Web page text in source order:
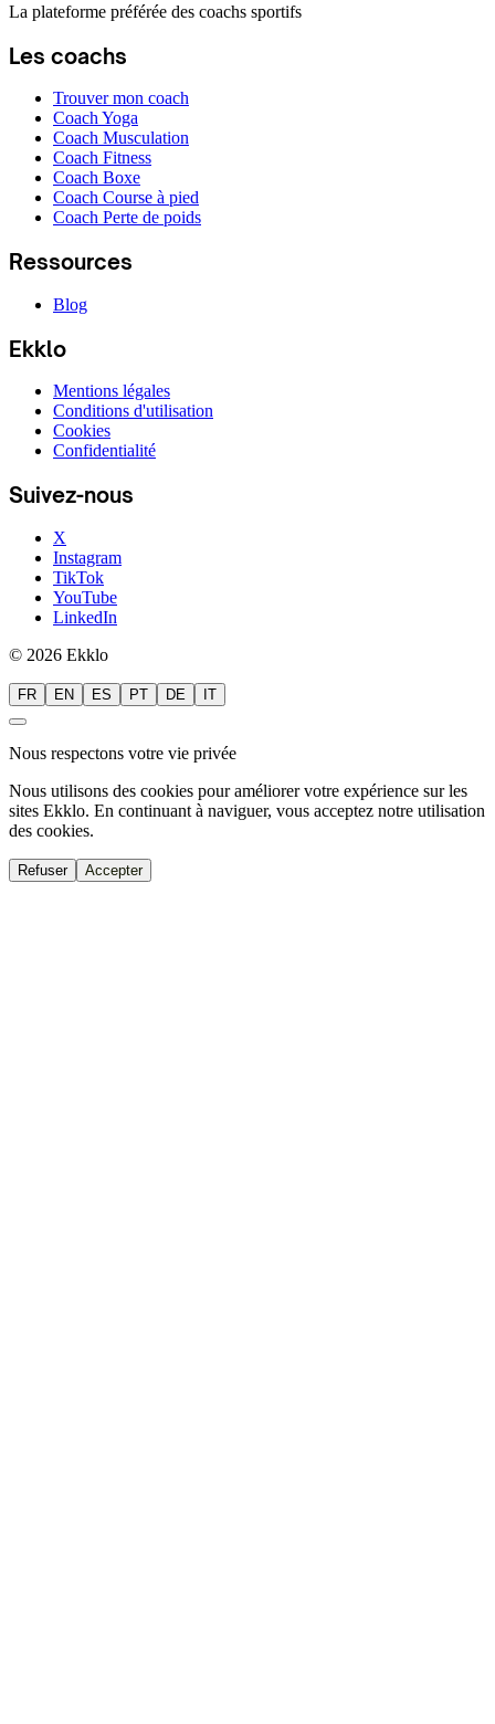
La plateforme préférée des coachs sportifs
Les coachs
Trouver mon coach
Coach Yoga
Coach Musculation
Coach Fitness
Coach Boxe
Coach Course à pied
Coach Perte de poids
Ressources
Blog
Ekklo
Mentions légales
Conditions d'utilisation
Cookies
Confidentialité
Suivez-nous
X
Instagram
TikTok
YouTube
LinkedIn
© 2026 Ekklo
FR EN ES PT DE IT
Nous respectons votre vie privée
Nous utilisons des cookies pour améliorer votre expérience sur les
sites Ekklo. En continuant à naviguer, vous acceptez notre utilisation
des cookies.
Refuser Accepter